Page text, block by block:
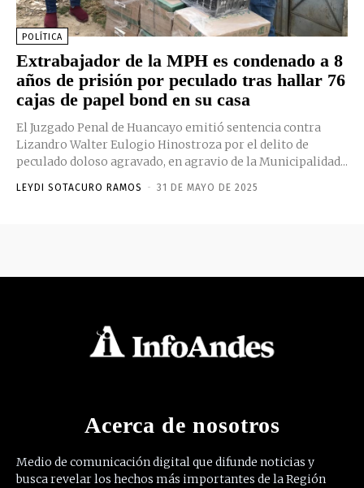
POLÍTICA
Extrabajador de la MPH es condenado a 8
años de prisión por peculado tras hallar 76
cajas de papel bond en su casa
El Juzgado Penal de Huancayo emitió sentencia contra
Lizandro Walter Eulogio Hinostroza por el delito de
peculado doloso agravado, en agravio de la Municipalidad...
LEYDI SOTACURO RAMOS - 31 DE MAYO DE 2025
Acerca de nosotros
Medio de comunicación digital que difunde noticias y
busca revelar los hechos más importantes de la Región